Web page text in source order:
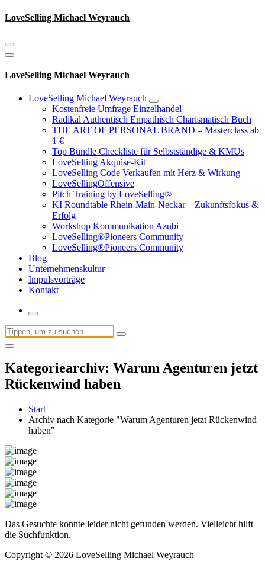
Zum
LoveSelling Michael Weyrauch
LoveSelling Michael Weyrauch
LoveSelling Michael Weyrauch
Kostenfreie Umfrage Einzelhandel
Radikal Authentisch Empathisch Charismatisch Buch
THE ART OF PERSONAL BRAND – Masterclass ab
1 €
Top Bundle Checkliste für Selbstständige & KMUs
LoveSelling Akquise-Kit
LoveSelling Code Verkaufen mit Herz & Wirkung
LoveSellingOffensive
Pitch Training by LoveSelling®
KI Roundtable Rhein‑Main‑Neckar – Zukunftsfokus &
Erfolg
Workshop Kommunikation Azubi
LoveSelling®Pioneers Community
LoveSelling®Pioneers Community
Blog
Unternehmenskultur
Impulsvorträge
Kontakt
Suchen
nach:
Kategoriearchiv: Warum Agenturen jetzt
Rückenwind haben
Start
Archiv nach Kategorie "Warum Agenturen jetzt Rückenwind
haben"
Das Gesuchte konnte leider nicht gefunden werden. Vielleicht hilft
die Suchfunktion.
Copyright © 2026 LoveSelling Michael Weyrauch